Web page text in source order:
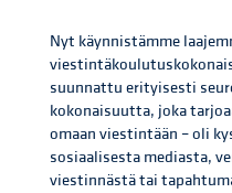
Nyt käynnistämme
suunnattu erityisesti
kokonaisuutta, joka
omaan viestintään – oli
sosiaalisesta mediasta,
viestinnästä tai